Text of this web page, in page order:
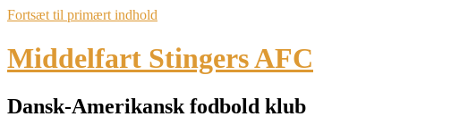
Fortsæt til primært indhold
Middelfart Stingers AFC
Dansk-Amerikansk fodbold klub